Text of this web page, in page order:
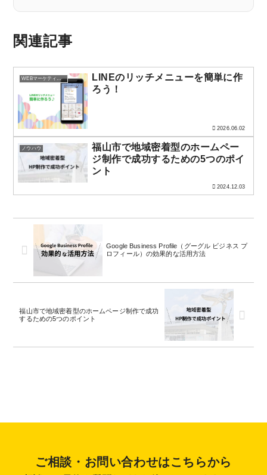
関連記事
WEBマーケティング
LINEのリッチメニューを簡単に作
ろう！
2026.06.02
ノウハウ
福山市で地域密着型のホームペー
ジ制作で成功するための5つのポイ
ント
2024.12.03
Google Business Profile（グーグル ビジネス プ
ロフィール）の効果的な活用方法
福山市で地域密着型のホームページ制作で成功
するための5つのポイント
ご相談・お問い合わせはこちらから